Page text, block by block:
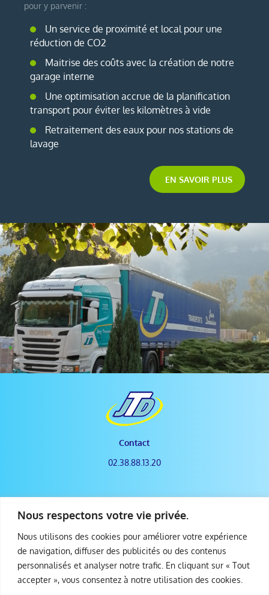
Nous respectons votre vie privée.
Nous utilisons des cookies pour améliorer votre expérience
de navigation, diffuser des publicités ou des contenus
personnalisés et analyser notre trafic. En cliquant sur « Tout
accepter », vous consentez à notre utilisation des cookies.
pour y parvenir :
Un service de proximité et local pour une
réduction de CO2
Maitrise des coûts avec la création de notre
garage interne
Une optimisation accrue de la planification
transport pour éviter les kilomètres à vide
Retraitement des eaux pour nos stations de
lavage
EN SAVOIR PLUS
Contact
02.38.88.13.20
43 Rue de la Burelle
45800 Saint-Jean-de-Braye
Transport
DE MARCHANDISES
Notre
ZONE D'ACTION